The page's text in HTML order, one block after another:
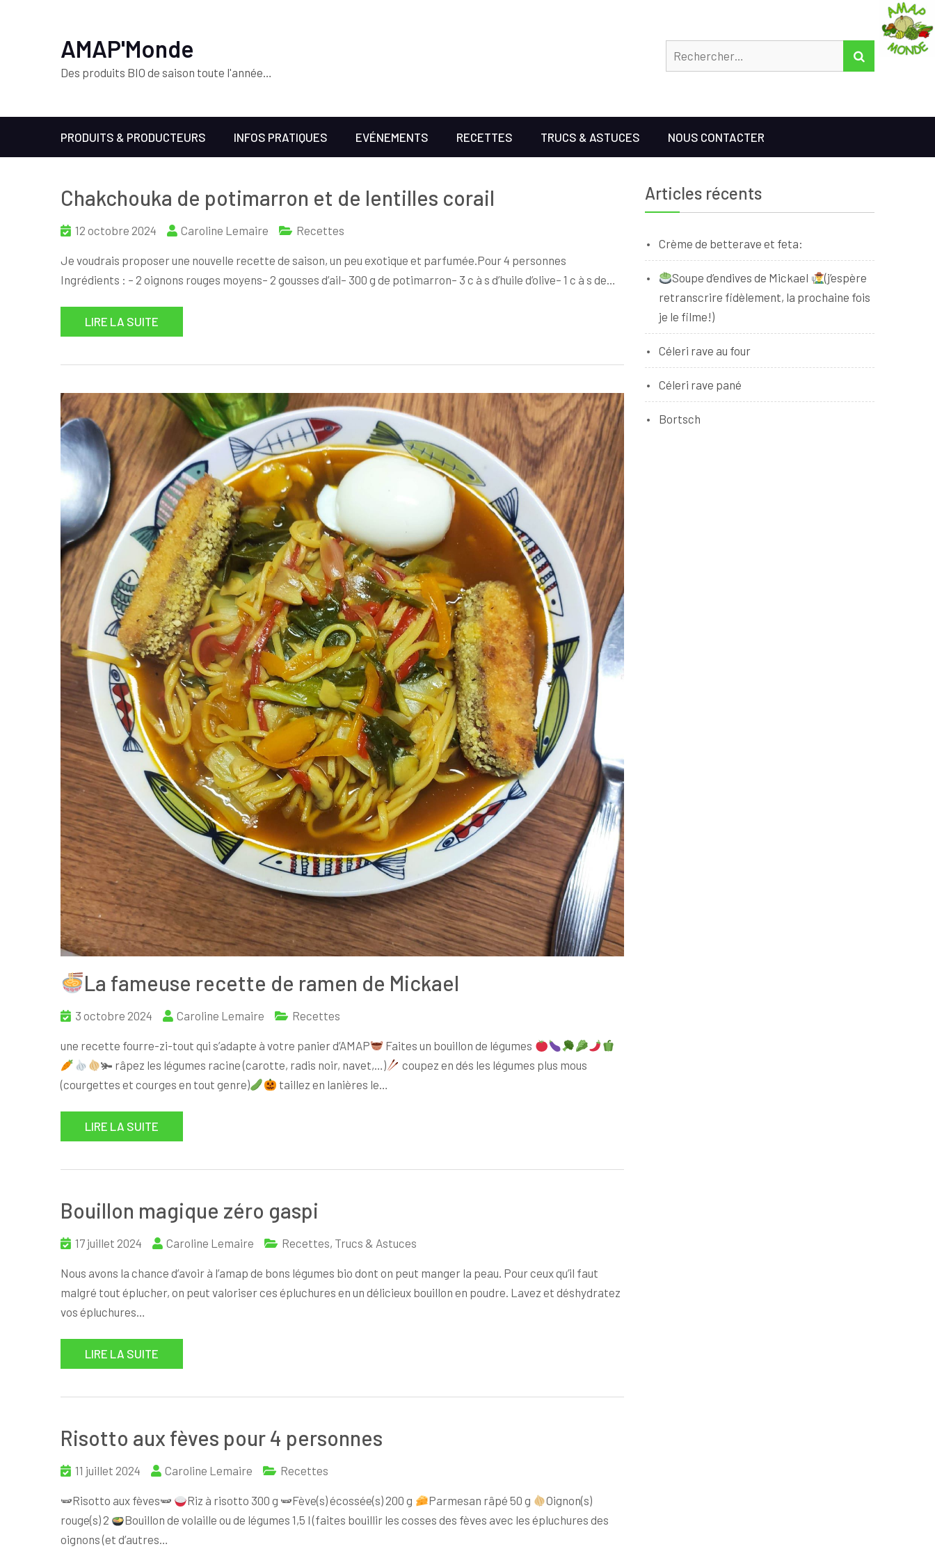
AMAP'Monde
Des produits BIO de saison toute l'année…
RECHERCHER
PRODUITS & PRODUCTEURS INFOS PRATIQUES EVÉNEMENTS RECETTES TRUCS & ASTUCES NOUS CONTACTER
Chakchouka de potimarron et de lentilles corail
12 octobre 2024 Caroline Lemaire Recettes
Je voudrais proposer une nouvelle recette de saison, un peu exotique et parfumée.Pour 4 personnes
Ingrédients : – 2 oignons rouges moyens– 2 gousses d’ail– 300 g de potimarron– 3 c à s d’huile d’olive– 1 c à s de…
LIRE LA SUITE
La fameuse recette de ramen de Mickael
3 octobre 2024 Caroline Lemaire Recettes
une recette fourre-zi-tout qui s’adapte à votre panier d’AMAP
Faites un bouillon de légumes
🫚 râpez les légumes racine (carotte, radis noir, navet,…)
coupez en dés les légumes plus mous
(courgettes et courges en tout genre)
taillez en lanières le…
LIRE LA SUITE
Bouillon magique zéro gaspi
17 juillet 2024 Caroline Lemaire Recettes, Trucs & Astuces
Nous avons la chance d’avoir à l’amap de bons légumes bio dont on peut manger la peau. Pour ceux qu’il faut
malgré tout éplucher, on peut valoriser ces épluchures en un délicieux bouillon en poudre. Lavez et déshydratez
vos épluchures…
LIRE LA SUITE
Risotto aux fèves pour 4 personnes
11 juillet 2024 Caroline Lemaire Recettes
🫛Risotto aux fèves🫛 Riz à risotto 300 g 🫛Fève(s) écossée(s) 200 g Parmesan râpé 50 g
Oignon(s)
rouge(s) 2
Bouillon de volaille ou de légumes 1,5 l (faites bouillir les cosses des fèves avec les épluchures des
oignons (et d’autres…
Articles récents
Crème de betterave et feta:
Soupe d’endives de Mickael
(j’espère
retranscrire fidèlement, la prochaine fois
je le filme!)
Céleri rave au four
Céleri rave pané
Bortsch